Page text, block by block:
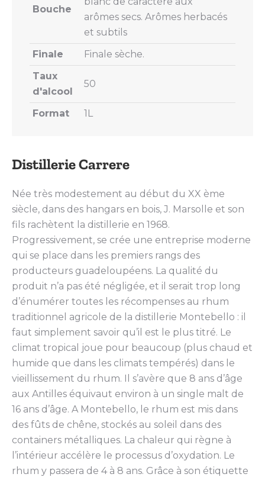
Distillerie Carrere
Née très modestement au début du XX ème
siècle, dans des hangars en bois, J. Marsolle et son
fils rachètent la distillerie en 1968.
Progressivement, se crée une entreprise moderne
qui se place dans les premiers rangs des
producteurs guadeloupéens. La qualité du
produit n’a pas été négligée, et il serait trop long
d’énumérer toutes les récompenses au rhum
traditionnel agricole de la distillerie Montebello : il
faut simplement savoir qu’il est le plus titré. Le
climat tropical joue pour beaucoup (plus chaud et
humide que dans les climats tempérés) dans le
vieillissement du rhum. Il s’avère que 8 ans d’âge
aux Antilles équivaut environ à un single malt de
16 ans d’âge. A Montebello, le rhum est mis dans
des fûts de chêne, stockés au soleil dans des
containers métalliques. La chaleur qui règne à
l’intérieur accélère le processus d’oxydation. Le
rhum y passera de 4 à 8 ans. Grâce à son étiquette
Bouche
arômes secs. Arômes herbacés
et subtils
Finale
Finale sèche.
Taux
d'alcool
50
Format 1L